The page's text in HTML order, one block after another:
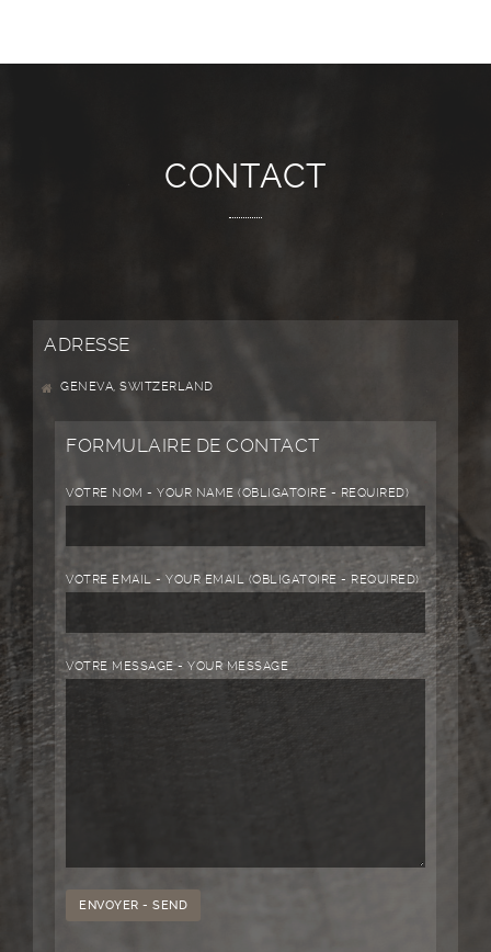
CONTACT
ADRESSE
GENEVA, SWITZERLAND
FORMULAIRE DE CONTACT
VOTRE NOM - YOUR NAME (OBLIGATOIRE - REQUIRED)
VOTRE EMAIL - YOUR EMAIL (OBLIGATOIRE - REQUIRED)
VOTRE MESSAGE - YOUR MESSAGE